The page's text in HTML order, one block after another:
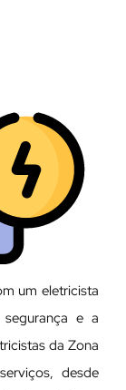
um eletricista
e a
da Zona
desde